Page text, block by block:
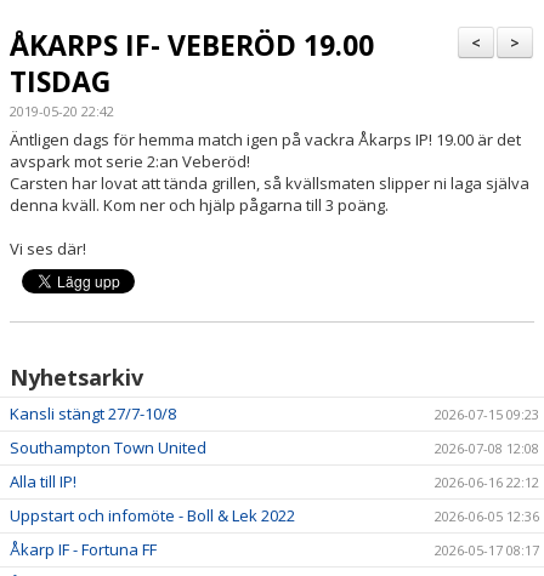
OM FÖRENINGEN
DOKUMENT
>
<
ÅKARPS IF- VEBERÖD 19.00
TISDAG
2019-05-20 22:42
Äntligen dags för hemma match igen på vackra Åkarps IP! 19.00 är det
avspark mot serie 2:an Veberöd!
Carsten har lovat att tända grillen, så kvällsmaten slipper ni laga själva
denna kväll. Kom ner och hjälp pågarna till 3 poäng.
Vi ses där!
Nyhetsarkiv
Kansli stängt 27/7-10/8 2026-07-15 09:23
Southampton Town United 2026-07-08 12:08
Alla till IP! 2026-06-16 22:12
Uppstart och infomöte - Boll & Lek 2022 2026-06-05 12:36
Åkarp IF - Fortuna FF 2026-05-17 08:17